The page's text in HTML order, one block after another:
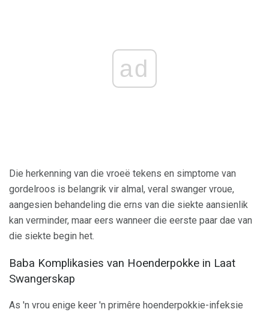
ad
Die herkenning van die vroeë tekens en simptome van
gordelroos is belangrik vir almal, veral swanger vroue,
aangesien behandeling die erns van die siekte aansienlik
kan verminder, maar eers wanneer die eerste paar dae van
die siekte begin het.
Baba Komplikasies van Hoenderpokke in Laat
Swangerskap
As 'n vrou enige keer 'n primêre hoenderpokkie-infeksie